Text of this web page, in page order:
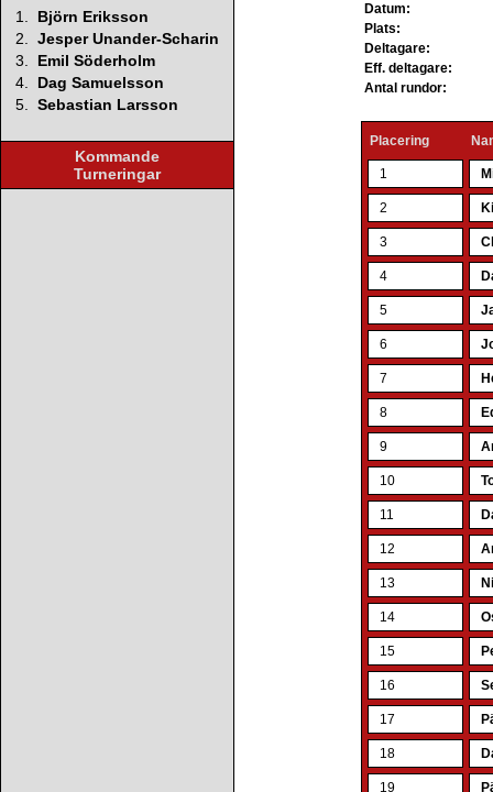
1.
Björn Eriksson
2. Jesper Unander-Scharin
3.
Emil Söderholm
4.
Dag Samuelsson
5. Sebastian Larsson
Kommande
Turneringar
Datum:
Plats:
Deltagare:
Eff. deltagare:
Antal rundor:
Placering
1
2
3
4
5
6
7
8
9
10
11
12
13
14
15
16
17
18
19